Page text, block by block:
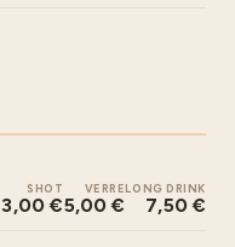
SHOT
3,00 €
VERRE
5,00 €
LONG DRINK
7,50 €